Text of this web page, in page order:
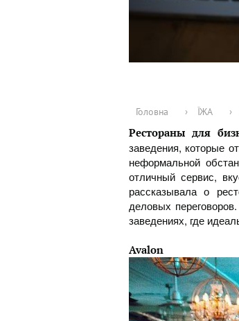
Головна › ЇЖА ›
Рестораны для
заведения, которые
неформальной
отличный сервис,
рассказывала о
деловых
заведениях, где
Avalon